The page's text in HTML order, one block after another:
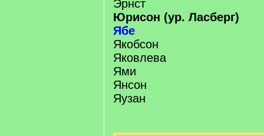
Эрнст
Юрисон (ур. Ласберг)
Ябе
Якобсон
Яковлева
Ями
Янсон
Яузан